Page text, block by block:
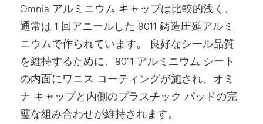
Omnia アルミニウム キャップは比較的浅く、
通常は 1 回アニールした 8011 鋳造圧延アルミ
ニウムで作られています。 良好なシール品質
を維持するために、8011 アルミニウム シート
の内面にワニス コーティングが施され、オミ
ナ キャップと内側のプラスチック パッドの完
璧な組み合わせが維持されます。